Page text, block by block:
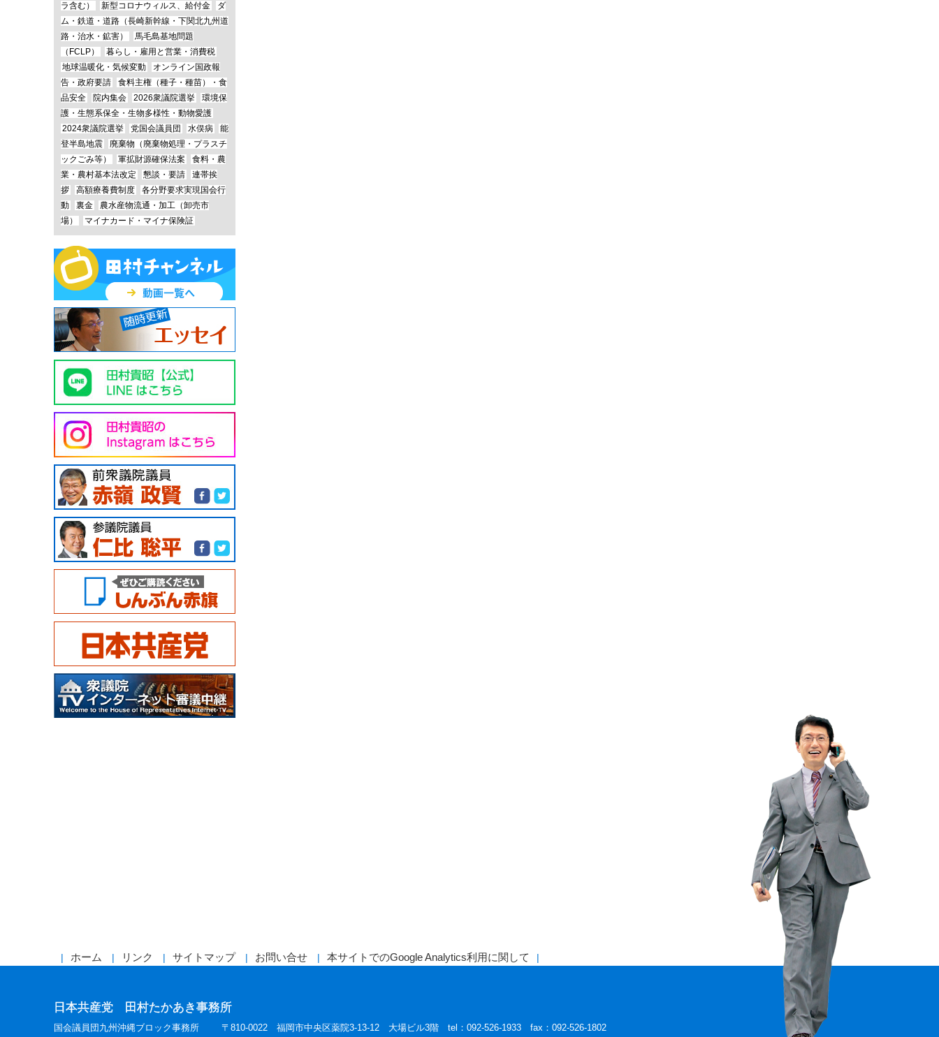
ラ含む）
新型コロナウィルス、給付金
ダ
ム・鉄道・道路（長崎新幹線・下関北九州道
路・治水・鉱害）
馬毛島基地問題
（FCLP）
暮らし・雇用と営業・消費税
地球温暖化・気候変動
オンライン国政報
告・政府要請
食料主権（種子・種苗）・食
品安全
院内集会 2026衆議院選挙
環境保
護・生態系保全・生物多様性・動物愛護
2024衆議院選挙
党国会議員団 水俣病
能
登半島地震
廃棄物（廃棄物処理・プラスチ
ックごみ等）
軍拡財源確保法案
食料・農
業・農村基本法改定
懇談・要請
連帯挨
拶
高額療養費制度
各分野要求実現国会行
動
裏金
農水産物流通・加工（卸売市
場）
マイナカード・マイナ保険証
ホーム リンク サイトマップ お問い合せ 本サイトでのGoogle Analytics利用に関して
日本共産党 田村たかあき事務所
国会議員団九州沖縄ブロック事務所 〒810-0022 福岡市中央区薬院3-13-12 大場ビル3階 tel：092-526-1933 fax：092-526-1802